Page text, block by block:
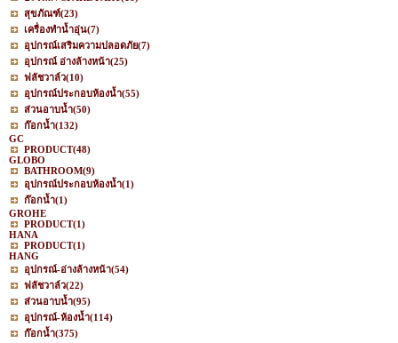
สุขภัณฑ์(23)
เครื่องทำน้ำอุ่น(7)
อุปกรณ์เสริมความปลอดภัย(7)
อุปกรณ์ อ่างล้างหน้า(25)
ฟลัชวาล์ว(10)
อุปกรณ์ประกอบห้องน้ำ(55)
ส่วนอาบน้ำ(50)
ก๊อกน้ำ(132)
GC
PRODUCT(48)
GLOBO
BATHROOM(9)
อุปกรณ์ประกอบห้องน้ำ(1)
ก๊อกน้ำ(1)
GROHE
PRODUCT(1)
HANA
PRODUCT(1)
HANG
อุปกรณ์-อ่างล้างหน้า(54)
ฟลัชวาล์ว(22)
ส่วนอาบน้ำ(95)
อุปกรณ์-ห้องน้ำ(114)
ก๊อกน้ำ(375)